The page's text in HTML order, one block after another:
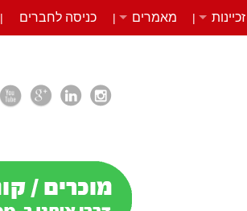
זכיינות | מאמרים | כניסה לחברים |